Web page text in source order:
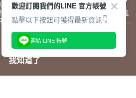
本網站使用cookie方式之詳情，及若您不希望
電腦的cookie設定，請參閱本網站「
隱私權條
本網站即表示您同意本公司得按本網站使用條款
我知道了
歡迎訂閱我們的LINE 官方帳號
點擊以下按鈕可獲得最新資訊👇
連結 LINE 帳號